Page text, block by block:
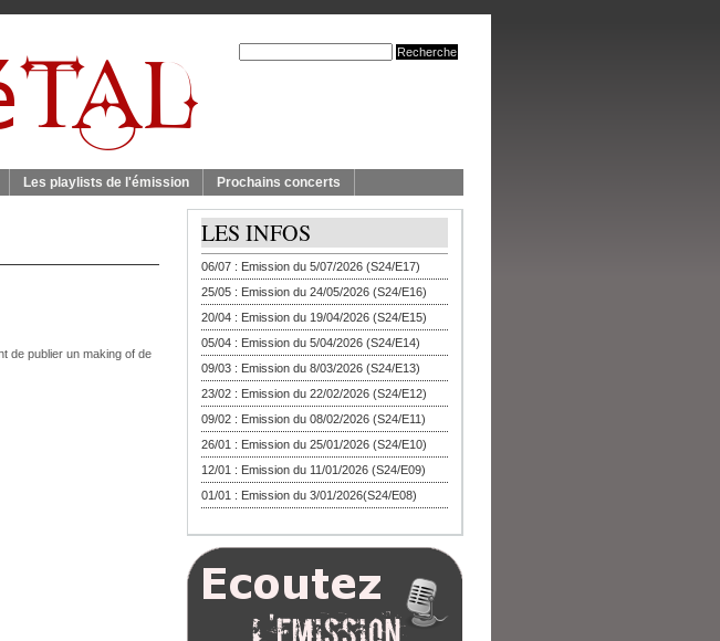
Les playlists de l'émission Prochains concerts
de publier un making of de
LES INFOS
06/07 : Emission du 5/07/2026 (S24/E17)
25/05 : Emission du 24/05/2026 (S24/E16)
20/04 : Emission du 19/04/2026 (S24/E15)
05/04 : Emission du 5/04/2026 (S24/E14)
09/03 : Emission du 8/03/2026 (S24/E13)
23/02 : Emission du 22/02/2026 (S24/E12)
09/02 : Emission du 08/02/2026 (S24/E11)
26/01 : Emission du 25/01/2026 (S24/E10)
12/01 : Emission du 11/01/2026 (S24/E09)
01/01 : Emission du 3/01/2026(S24/E08)